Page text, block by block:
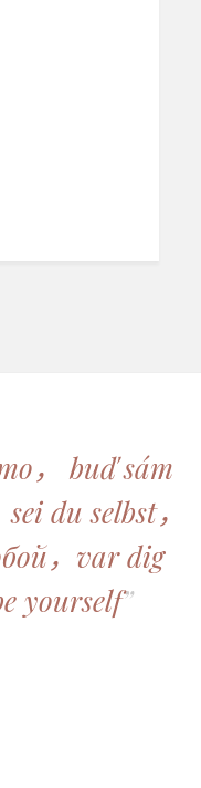
， buď sám
du selbst，
，var dig
yourself”